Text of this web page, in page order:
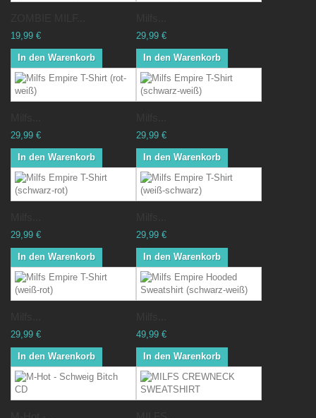
19,99 €
In den Warenkorb
29,99 €
In den Warenkorb
29,99 €
In den Warenkorb
29,99 €
In den Warenkorb
29,99 €
In den Warenkorb
29,99 €
In den Warenkorb
29,99 €
In den Warenkorb
49,99 €
In den Warenkorb